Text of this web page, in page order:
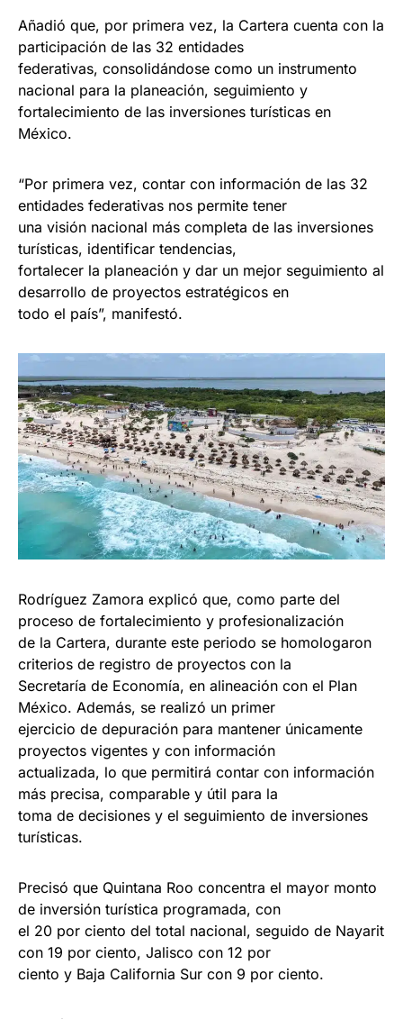
Añadió que, por primera vez, la Cartera cuenta con la
participación de las 32 entidades
federativas, consolidándose como un instrumento
nacional para la planeación, seguimiento y
fortalecimiento de las inversiones turísticas en
México.
“Por primera vez, contar con información de las 32
entidades federativas nos permite tener
una visión nacional más completa de las inversiones
turísticas, identificar tendencias,
fortalecer la planeación y dar un mejor seguimiento al
desarrollo de proyectos estratégicos en
todo el país”, manifestó.
Rodríguez Zamora explicó que, como parte del
proceso de fortalecimiento y profesionalización
de la Cartera, durante este periodo se homologaron
criterios de registro de proyectos con la
Secretaría de Economía, en alineación con el Plan
México. Además, se realizó un primer
ejercicio de depuración para mantener únicamente
proyectos vigentes y con información
actualizada, lo que permitirá contar con información
más precisa, comparable y útil para la
toma de decisiones y el seguimiento de inversiones
turísticas.
Precisó que Quintana Roo concentra el mayor monto
de inversión turística programada, con
el 20 por ciento del total nacional, seguido de Nayarit
con 19 por ciento, Jalisco con 12 por
ciento y Baja California Sur con 9 por ciento.